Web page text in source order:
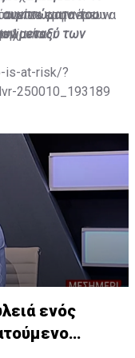
είτε στην έρευνα
να εμφανίσουν
συμπτώματα του
μεταξύ των
licensor
is-at-risk/?
250010_193189
ενός